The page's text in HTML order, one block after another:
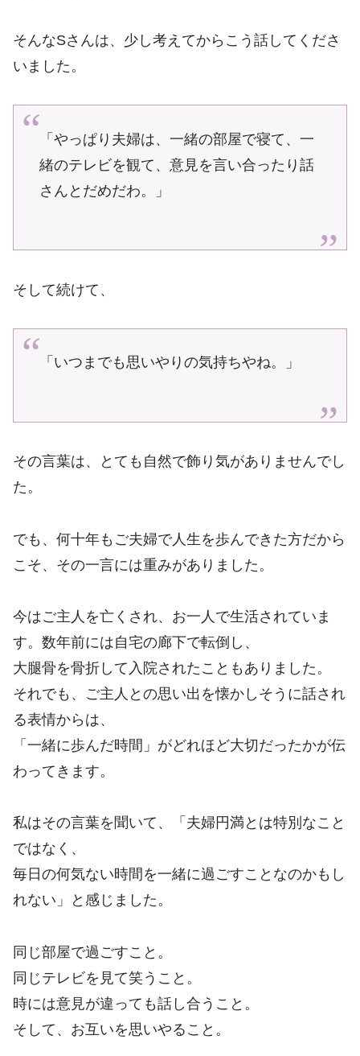
そんなSさんは、少し考えてからこう話してくださ
いました。
「やっぱり夫婦は、一緒の部屋で寝て、一
緒のテレビを観て、意見を言い合ったり話
さんとだめだわ。」
そして続けて、
「いつまでも思いやりの気持ちやね。」
その言葉は、とても自然で飾り気がありませんでし
た。
でも、何十年もご夫婦で人生を歩んできた方だから
こそ、その一言には重みがありました。
今はご主人を亡くされ、お一人で生活されていま
す。数年前には自宅の廊下で転倒し、
大腿骨を骨折して入院されたこともありました。
それでも、ご主人との思い出を懐かしそうに話され
る表情からは、
「一緒に歩んだ時間」がどれほど大切だったかが伝
わってきます。
私はその言葉を聞いて、「夫婦円満とは特別なこと
ではなく、
毎日の何気ない時間を一緒に過ごすことなのかもし
れない」と感じました。
同じ部屋で過ごすこと。
同じテレビを見て笑うこと。
時には意見が違っても話し合うこと。
そして、お互いを思いやること。